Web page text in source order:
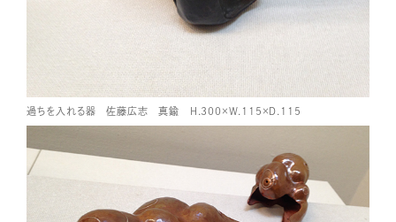
過ちを入れる器 佐藤広志 真鍮 H.300×W.115×D.115